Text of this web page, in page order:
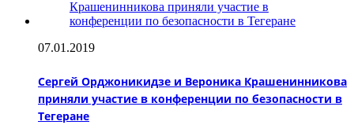
07.01.2019
Сергей Орджоникидзе и Вероника Крашенинникова
приняли участие в конференции по безопасности в
Тегеране